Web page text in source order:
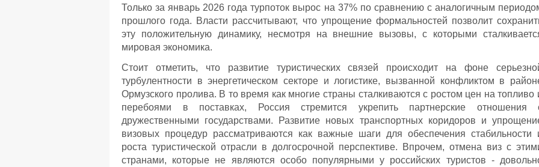
Только за январь 2026 года турпоток вырос на 37% по сравнению с аналогичным
прошлого года. Власти рассчитывают, что упрощение формальностей позволит
эту положительную динамику, несмотря на внешние вызовы, с которыми
мировая экономика.
Стоит отметить, что развитие туристических связей происходит на фоне
турбулентности в энергетическом секторе и логистике, вызванной конфликтом в
Ормузского пролива. В то время как многие страны сталкиваются с ростом цен на топливо
перебоями в поставках, Россия стремится укрепить партнерские отношения
дружественными государствами. Развитие новых транспортных коридоров и
визовых процедур рассматриваются как важные шаги для обеспечения стабильности
роста туристической отрасли в долгосрочной перспективе. Впрочем, отмена виз с
странами, которые не являются особо популярными у российских туристов -